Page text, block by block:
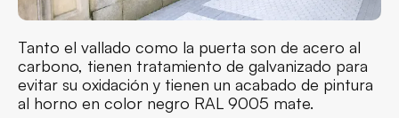
Tanto el vallado como la puerta son de acero al
carbono, tienen tratamiento de galvanizado para
evitar su oxidación y tienen un acabado de pintura
al horno en color negro RAL 9005 mate.